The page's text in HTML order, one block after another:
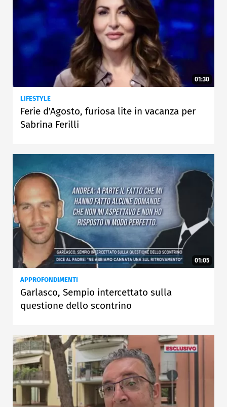
01:30
LIFESTYLE
Ferie d'Agosto, furiosa lite in vacanza per
Sabrina Ferilli
01:05
APPROFONDIMENTI
Garlasco, Sempio intercettato sulla
questione dello scontrino